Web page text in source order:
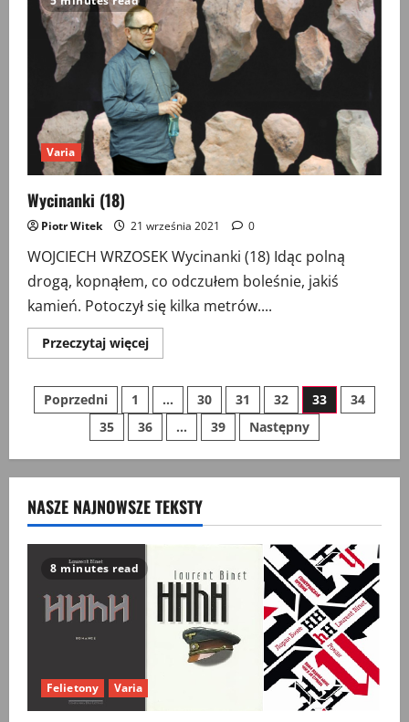
Varia
Wycinanki (18)
Piotr Witek 21 września 2021 0
WOJCIECH WRZOSEK Wycinanki (18) Idąc polną
drogą, kopnąłem, co odczułem boleśnie, jakiś
kamień. Potoczył się kilka metrów....
Przeczytaj więcejPrzeczytaj
więcej
(18)
Stronicowanie
wpisów
Poprzedni 1 … 30 31 32 33
34
35
36 … 39 Następny
NASZE NAJNOWSZE TEKSTY
8 minutes read
Felietony Varia